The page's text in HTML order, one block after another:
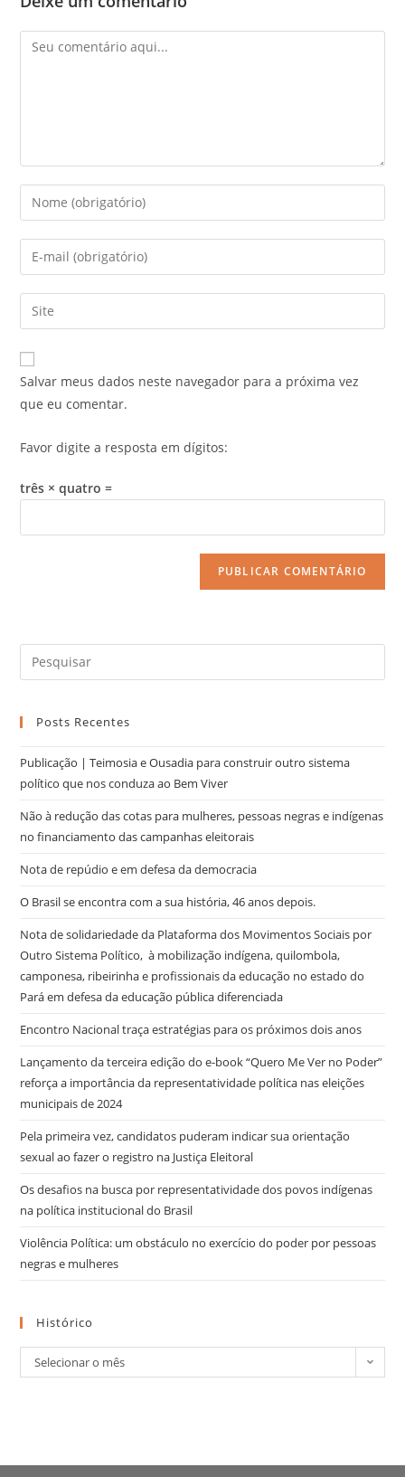
Salvar meus dados neste navegador para a próxima vez
que eu comentar.
Favor digite a resposta em dígitos:
três × quatro =
Posts Recentes
Publicação | Teimosia e Ousadia para construir outro sistema
político que nos conduza ao Bem Viver
Não à redução das cotas para mulheres, pessoas negras e indígenas
no financiamento das campanhas eleitorais
Nota de repúdio e em defesa da democracia
O Brasil se encontra com a sua história, 46 anos depois.
Nota de solidariedade da Plataforma dos Movimentos Sociais por
Outro Sistema Político, à mobilização indígena, quilombola,
camponesa, ribeirinha e profissionais da educação no estado do
Pará em defesa da educação pública diferenciada
Encontro Nacional traça estratégias para os próximos dois anos
Lançamento da terceira edição do e-book “Quero Me Ver no Poder”
reforça a importância da representatividade política nas eleições
municipais de 2024
Pela primeira vez, candidatos puderam indicar sua orientação
sexual ao fazer o registro na Justiça Eleitoral
Os desafios na busca por representatividade dos povos indígenas
na política institucional do Brasil
Violência Política: um obstáculo no exercício do poder por pessoas
negras e mulheres
Histórico
Selecionar o mês